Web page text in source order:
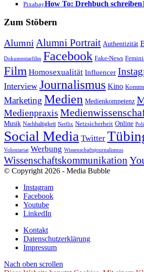
PixabayHow To: Drehbuch schreiben
Zum Stöbern
Alumni Alumni Portrait Authentizität
Dokumentarfilm Facebook Fake-News
Film Homosexualität Influencer
Interview Journalismus Kino
Marketing Medien Medienkompetenz
Medienpraxis
Musik Nachhaltigkeit Netflix Netzsicherheit Online
Social Media Twitter
Volontariat Werbung Wissenschaftsjournalismus
Wissenschaftskommunikation
© Copyright 2026 - Media Bubble
Instagram
Facebook
Youtube
LinkedIn
Kontakt
Datenschutzerklärung
Impressum
Nach oben scrollen